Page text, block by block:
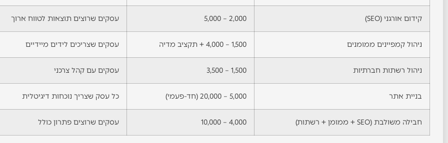
קידום אורגני (SEO) 2,000 – 5,000 עסקים שרוצים תוצאות לטווח ארוך
ניהול קמפיינים ממומנים 1,500 – 4,000 + תקציב מדיה עסקים שצריכים לידים מיידיים
ניהול רשתות חברתיות 1,500 – 3,500 עסקים עם קהל צרכני
בניית אתר 5,000 – 20,000 (חד-פעמי) כל עסק שצריך נוכחות דיגיטלית
חבילה משולבת (SEO + ממומן + רשתות) 4,000 – 10,000 עסקים שרוצים פתרון כולל